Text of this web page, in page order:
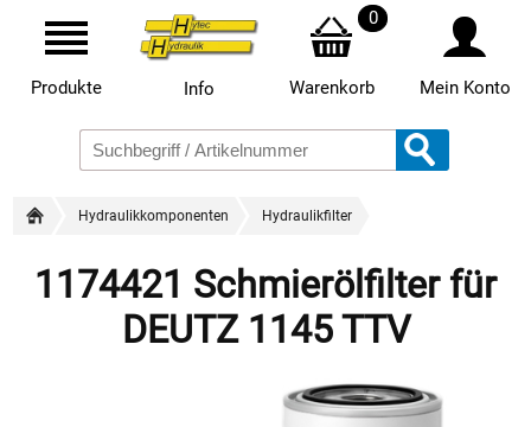
Produkte Info
0
Warenkorb Mein Konto
Hydraulikkomponenten Hydraulikfilter
1174421 Schmierölfilter für
DEUTZ 1145 TTV